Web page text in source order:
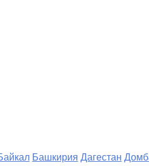
Башкирия Дагестан